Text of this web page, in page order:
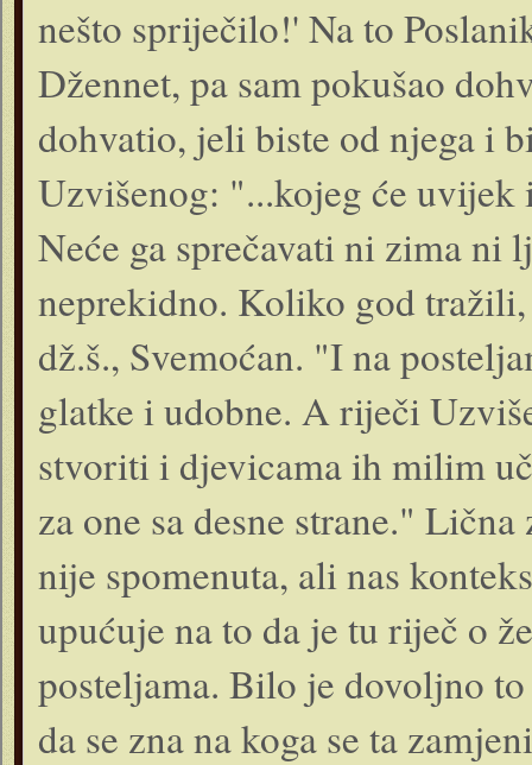
nešto spriječilo!' Na to
Džennet, pa sam pokušao
dohvatio, jeli biste od njega i
Uzvišenog: "...kojeg će
Neće ga sprečavati ni zima ni
neprekidno. Koliko god
dž.š., Svemoćan. "I na
glatke i udobne. A riječi
stvoriti i djevicama ih milim
za one sa desne strane."
nije spomenuta, ali nas
upućuje na to da je tu riječ o
posteljama. Bilo je dovoljno
da se zna na koga se ta